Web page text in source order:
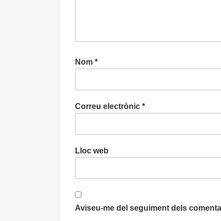
Nom *
Correu electrònic *
Lloc web
Aviseu-me del seguiment dels